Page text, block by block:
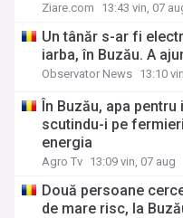
Ziare.com 13:43 vin, 07
Un tânăr s-ar fi
iarba, în Buzău. A
Observator News 13:10
În Buzău, apa
scutindu-i pe
energia
Agro Tv 13:09 vin, 07 aug
Două persoane
de mare risc, la